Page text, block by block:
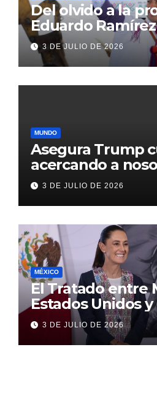
Del olvido a la
Eduardo
transformación
con inversión
3 DE JULIO DE 2026
MUNDO
Asegura Trump
acercando a
3 DE JULIO DE 2026
MÉXICO
El Tratado entre
Estados Unidos y
MEC) se
2036: Presidenta
Sheinbaum
3 DE JULIO DE 2026